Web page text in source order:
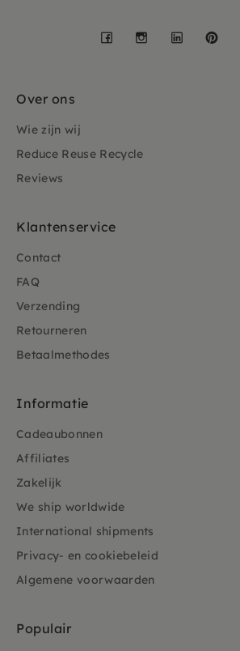
Facebook
Over ons
Wie zijn wij
Reduce Reuse Recycle
Reviews
Klantenservice
Contact
FAQ
Verzending
Retourneren
Betaalmethodes
Informatie
Cadeaubonnen
Affiliates
Zakelijk
We ship worldwide
International shipments
Privacy- en cookiebeleid
Algemene voorwaarden
Populair